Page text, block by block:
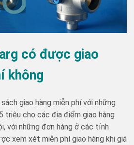
có được giao
không
giao hàng miễn phí với những
triệu cho các địa điểm giao hàng
với những đơn hàng ở các tỉnh
xem xét miễn phí giao hàng khi giá